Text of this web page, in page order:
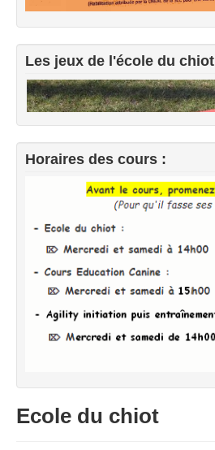
Les jeux de l'école du chiot
Horaires des cours :
Ecole du chiot